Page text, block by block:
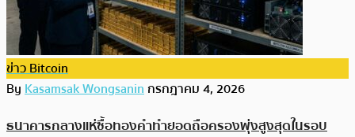
ข่าว Bitcoin
ByKasamsak Wongsaninกรกฎาคม 4, 2026
ธนาคารกลางแห่ซื้อทองคำทำยอดถือครองพุ่งสูงสุดในรอบ